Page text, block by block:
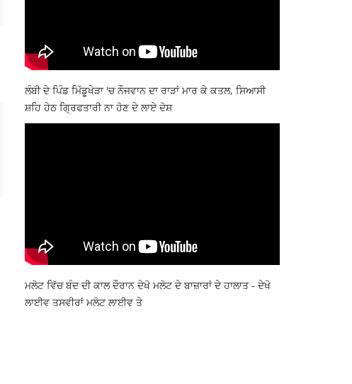
ਲੰਬੀ ਦੇ ਪਿੰਡ ਮਿੱਡੂਖੇੜਾ 'ਚ ਨੌਜਵਾਨ ਦਾ ਰਾੜਾਂ ਮਾਰ ਕੇ ਕਤਲ, ਸਿਆਸੀ
ਸ਼ਹਿ ਹੇਠ ਗ੍ਰਿਫਤਾਰੀ ਨਾ ਹੋਣ ਦੇ ਲਾਏ ਦੋਸ਼
ਮਲੋਟ ਵਿੱਚ ਬੰਦ ਦੀ ਕਾਲ ਦੌਰਾਨ ਦੇਖੋ ਮਲੋਟ ਦੇ ਬਾਜ਼ਾਰਾਂ ਦੇ ਹਾਲਾਤ - ਦੇਖੋ
ਲਾਈਵ ਤਸਵੀਰਾਂ ਮਲੋਟ ਲਾਈਵ ਤੇ